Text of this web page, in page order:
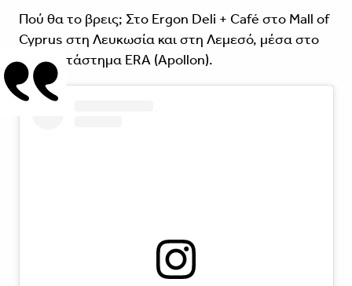
Πού θα το βρεις; Στο Ergon Deli + Café στο Mall of
Cyprus στη Λευκωσία και στη Λεμεσό, μέσα στο
πολυκατάστημα ERA (Apollon).